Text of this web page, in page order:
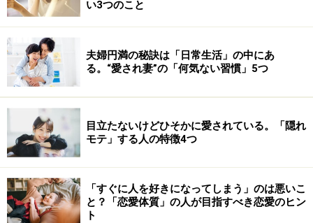
い3つのこと
夫婦円満の秘訣は「日常生活」の中にあ
る。“愛され妻”の「何気ない習慣」5つ
目立たないけどひそかに愛されている。「隠れ
モテ」する人の特徴4つ
「すぐに人を好きになってしまう」のは悪いこ
と？「恋愛体質」の人が目指すべき恋愛のヒン
ト